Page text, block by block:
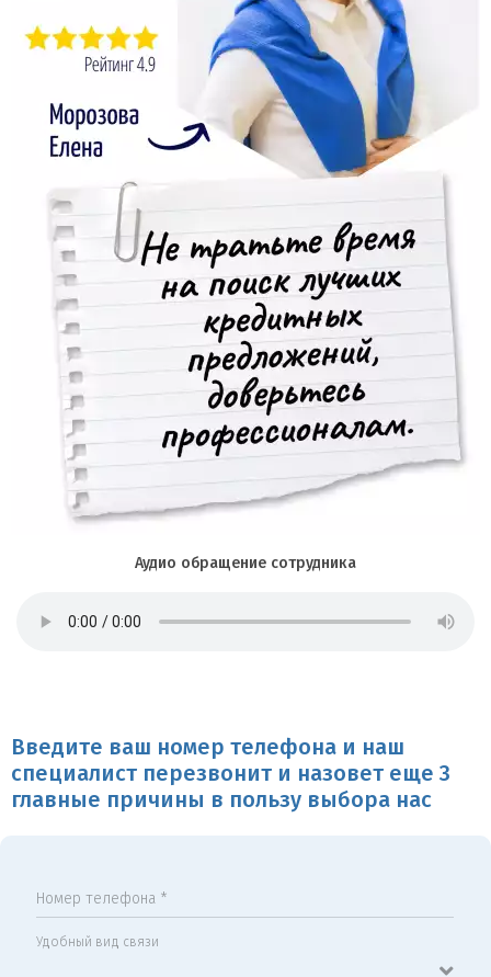
Аудио обращение сотрудника
Введите ваш номер телефона и наш
специалист перезвонит и назовет еще 3
главные причины в пользу выбора нас
Номер телефона *
Удобный вид связи